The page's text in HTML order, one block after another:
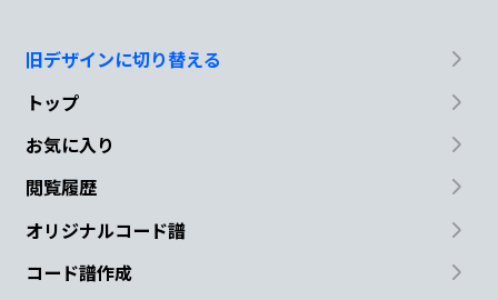
旧デザインに切り替える
トップ
お気に入り
閲覧履歴
オリジナルコード譜
コード譜作成